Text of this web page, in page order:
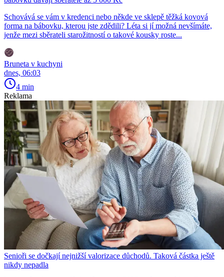
Schovává se vám v kredenci nebo někde ve sklepě těžká kovová
forma na bábovku, kterou jste zdědili? Léta si jí možná nevšímáte,
jenže mezi sběrateli starožitností o takové kousky roste...
Bruneta v kuchyni
dnes, 06:03
4 min
Reklama
Senioři se dočkají nejnižší valorizace důchodů. Taková částka ještě
nikdy nepadla